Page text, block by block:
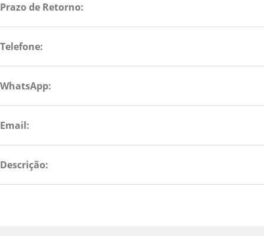
Prazo de Retorno:
Telefone:
WhatsApp:
Email:
Descrição: